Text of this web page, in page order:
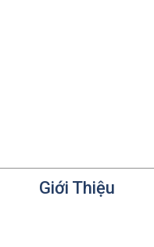
Giới Thiệu